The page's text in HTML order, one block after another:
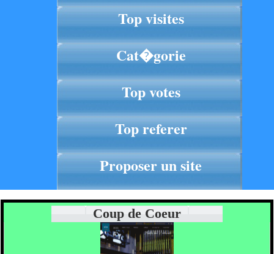
Top visites
Cat�gorie
Top votes
Top referer
Proposer un site
Coup de Coeur